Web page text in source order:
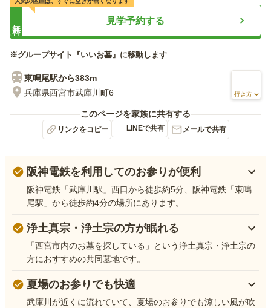
見学予約する
※グループサイト『いいお墓』に移動します
東鳴尾駅から383m
兵庫県西宮市武庫川町6
行き方
このページを家族に共有する
リンクをコピー LINEで共有 メールで共有
阪神電鉄を利用してのお参りが便利
阪神電鉄「武庫川駅」西口から徒歩約5分、阪神電鉄「東鳴
尾駅」から徒歩約4分の場所にあります。
浄土真宗・浄土宗の方が眠れる
「西宮市内のお墓を探している」という浄土真宗・浄土宗の
方におすすめの共同墓地です。
夏場のお参りでも快適
武庫川が近くに流れていて、夏場のお参りでも涼しい風が吹